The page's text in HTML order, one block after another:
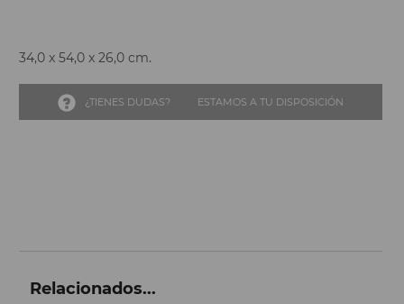
34,0 x 54,0 x 26,0 cm.
¿TIENES DUDAS? ESTAMOS A TU DISPOSICIÓN
Relacionados...